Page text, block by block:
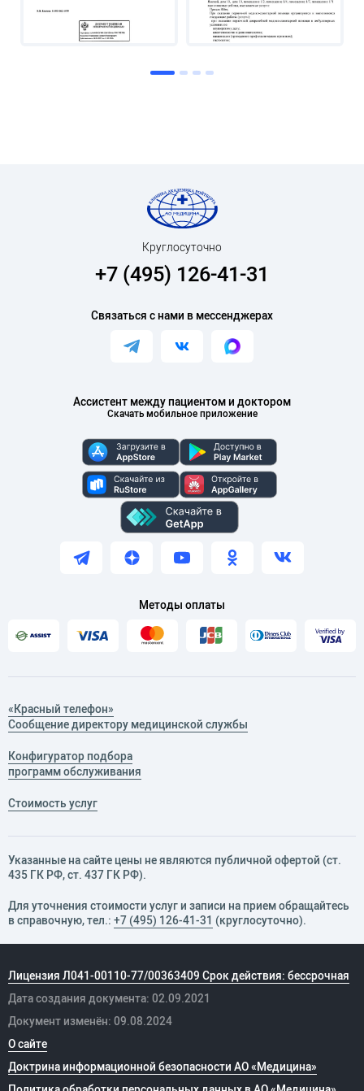
Ассистент между пациентом и доктором
Скачать мобильное приложение
Круглосуточно
+7 (495) 126-41-31
Связаться с нами в мессенджерах
Методы оплаты
«Красный телефон»
Сообщение директору медицинской службы
Конфигуратор подбора
программ обслуживания
Стоимость услуг
Указанные на сайте цены не являются публичной офертой (ст.
435 ГК РФ, cт. 437 ГК РФ).
Для уточнения стоимости услуг и записи на прием обращайтесь
в справочную, тел.: +7 (495) 126-41-31 (круглосуточно).
Лицензия Л041-00110-77/00363409 Срок действия: бессрочная
Дата создания документа: 02.09.2021
Документ изменён: 09.08.2024
О сайте
Доктрина информационной безопасности АО «Медицина»